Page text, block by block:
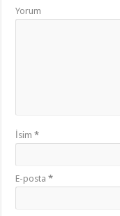
Yorum
İsim*
E-posta*